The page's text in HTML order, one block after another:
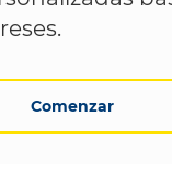
Comenzar